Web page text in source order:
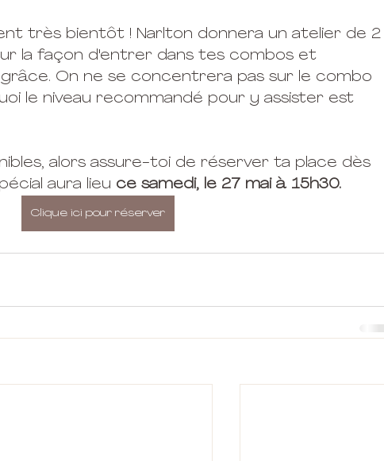
très bientôt ! Narlton donnera un atelier de 2
la façon d'entrer dans tes combos et
On ne se concentrera pas sur le combo
le niveau recommandé pour y assister est
alors assure-toi de réserver ta place dès
aura lieu ce samedi, le 27 mai à 15h30.
Clique ici pour réserver